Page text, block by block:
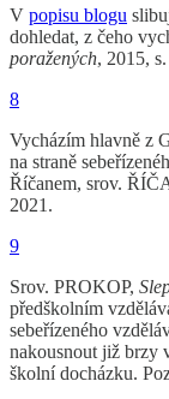
V popisu blogu
dohledat, z čeho
poražených, 2015,
8
Vycházím hlavně z
na straně
Říčanem, srov.
2021.
9
Srov. PROKOP,
předškolním
sebeřízeného
nakousnout již brzy
školní docházku.